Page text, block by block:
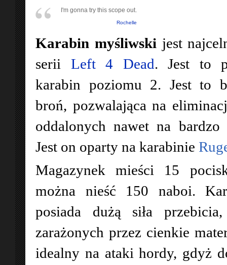
I'm gonna try this scope out.
Rochelle
Karabin myśliwski jest
serii Left 4 Dead. Jest to
karabin poziomu 2. Jest to
broń, pozwalająca na
oddalonych nawet na bardzo
Jest on oparty na karabinie
Magazynek mieści 15
można nieść 150 naboi.
posiada dużą siła
zarażonych przez cienkie
idealny na ataki hordy, gdyż